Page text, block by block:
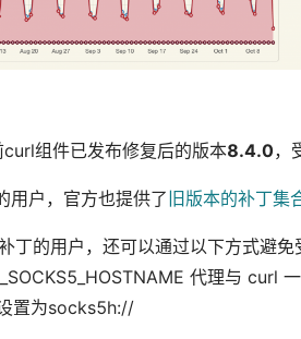
组件已发布修复后的版本8.4.0，
用户，官方也提供了 旧版本的补丁集
丁的用户，还可以通过以下方式避免
代理与 curl
置为socks5h://